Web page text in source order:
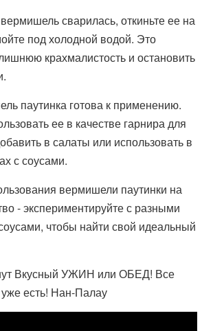
сварилась, откиньте ее на
под холодной водой. Это
крахмалистость и остановить
паутинка готова к применению.
ее в качестве гарнира для
в салаты или использовать в
с соусами.
вермишели паутинки на
- экспериментируйте с разными
чтобы найти свой идеальный
Вкусный УЖИН или ОБЕД! Все
есть! Нан-Палау